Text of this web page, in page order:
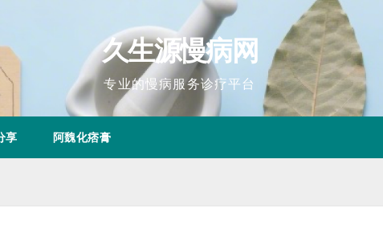
久生源慢病网
专业的慢病服务诊疗平台
享 阿魏化痞膏